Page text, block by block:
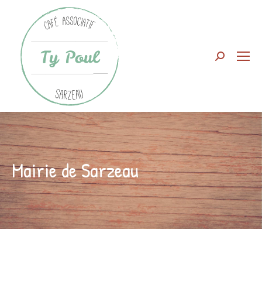
Search:
Mairie de Sarzeau